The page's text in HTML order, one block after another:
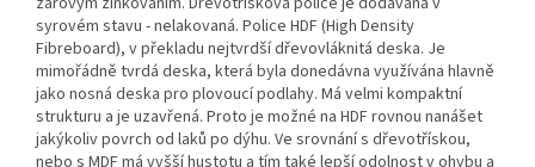
syrovém stavu - nelakovaná. Police HDF (High Density
Fibreboard), v překladu nejtvrdší dřevovláknitá deska. Je
mimořádně tvrdá deska, která byla donedávna využívána hlavně
jako nosná deska pro plovoucí podlahy. Má velmi kompaktní
strukturu a je uzavřená. Proto je možné na HDF rovnou nanášet
jakýkoliv povrch od laků po dýhu. Ve srovnání s dřevotřískou,